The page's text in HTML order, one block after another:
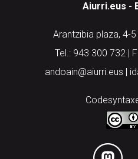
Aiurri.eus -
Arantzibia plaza, 4-
Tel.: 943 300 732 |
andoain@aiurri.eus |